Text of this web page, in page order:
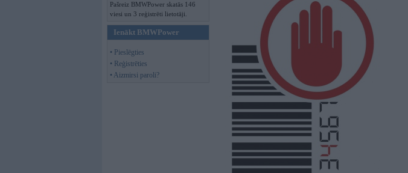
Pašreiz BMWPower skatās 146
viesi un 3 reģistrēti lietotāji.
Ienākt BMWPower
• Pieslēgties
• Reģistrēties
• Aizmirsi paroli?